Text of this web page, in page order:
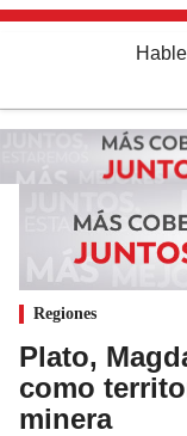
Regiones
Plato,
como
minera